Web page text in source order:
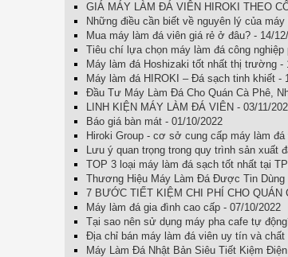
GIÁ MÁY LÀM ĐÁ VIÊN HIROKI THEO
Những điều cần biết về nguyên lý của
Mua máy làm đá viên giá rẻ ở đâu? - 14/
Tiêu chí lựa chọn máy làm đá công nghiệp
Máy làm đá Hoshizaki tốt nhất thị trường -
Máy làm đá HIROKI – Đá sạch tinh khiết -
Đầu Tư Máy Làm Đá Cho Quán Cà Phê,
LINH KIỆN MÁY LÀM ĐÁ VIÊN - 03/11/
Báo giá bàn mát - 01/10/2022
Hiroki Group - cơ sở cung cấp máy làm
Lưu ý quan trọng trong quy trình sản xuất
TOP 3 loại máy làm đá sạch tốt nhất tại
Thương Hiệu Máy Làm Đá Được Tin Dùng
7 BƯỚC TIẾT KIỆM CHI PHÍ CHO QUÁN
Máy làm đá gia đình cao cấp - 07/10/2022
Tại sao nên sử dụng máy pha cafe tự
Địa chỉ bán máy làm đá viên uy tín và
Máy Làm Đá Nhật Bản Siêu Tiết Kiệm